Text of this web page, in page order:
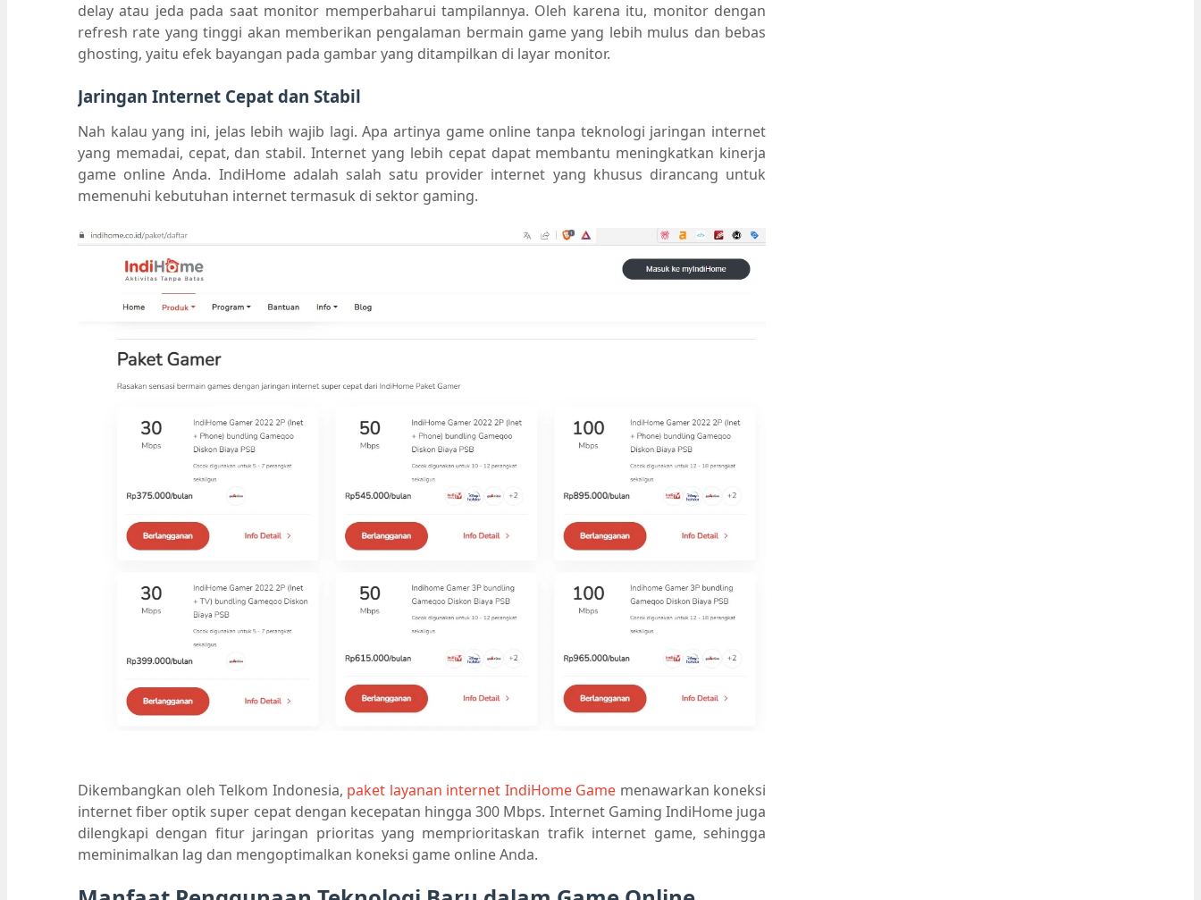
delay atau jeda pada saat monitor memperbaharui tampilannya. Oleh karena itu, monitor dengan
refresh rate yang tinggi akan memberikan pengalaman bermain game yang lebih mulus dan bebas
ghosting, yaitu efek bayangan pada gambar yang ditampilkan di layar monitor.
Jaringan Internet Cepat dan Stabil
Nah kalau yang ini, jelas lebih wajib lagi. Apa artinya game online tanpa teknologi jaringan internet
yang memadai, cepat, dan stabil. Internet yang lebih cepat dapat membantu meningkatkan kinerja
game online Anda. IndiHome adalah salah satu provider internet yang khusus dirancang untuk
memenuhi kebutuhan internet termasuk di sektor gaming.
Dikembangkan oleh Telkom Indonesia, paket layanan internet IndiHome Game menawarkan koneksi
internet fiber optik super cepat dengan kecepatan hingga 300 Mbps. Internet Gaming IndiHome juga
dilengkapi dengan fitur jaringan prioritas yang memprioritaskan trafik internet game, sehingga
meminimalkan lag dan mengoptimalkan koneksi game online Anda.